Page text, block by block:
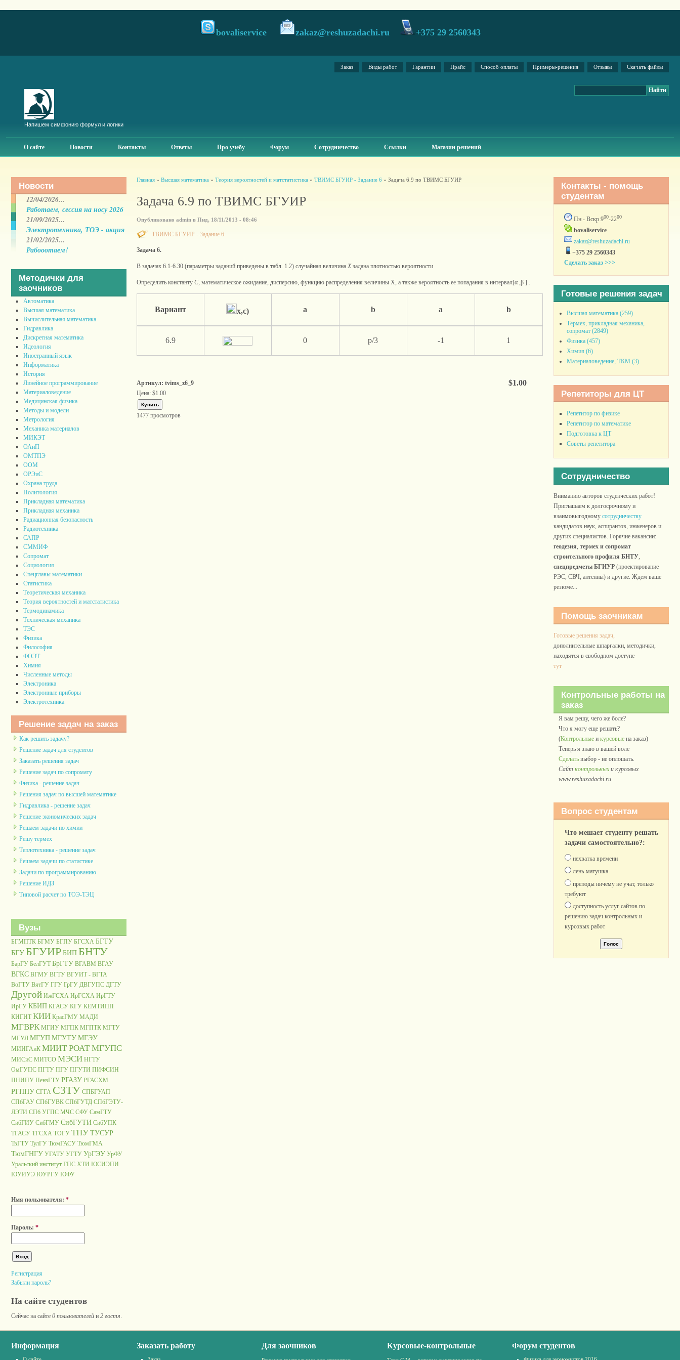
bovaliservice zakaz@reshuzadachi.ru +375 29 2560343
Заказ Виды работ Гарантии Прайс Способ оплаты Примеры-решения Отзывы Скачать файлы
Напишем симфонию формул и логики
О сайте Новости Контакты Ответы Про учебу Форум Сотрудничество Ссылки Магазин решений
Новости
12/04/2026...
Работаем, сессия на носу 2026
21/09/2025...
Электротехника, ТОЭ - акция
21/02/2025...
Рабооотаем!
Методички для
заочников
Автоматика
Высшая математика
Вычислительная математика
Гидравлика
Дискретная математика
Идеология
Иностранный язык
Информатика
История
Линейное программирование
Материаловедение
Медицинская физика
Методы и модели
Метрология
Механика материалов
МИКЭТ
ОАиП
ОМТПЭ
ООМ
ОРЭиС
Охрана труда
Политология
Прикладная математика
Прикладная механика
Радиационная безопасность
Радиотехника
САПР
СММИФ
Сопромат
Социология
Спецглавы математики
Статистика
Теоретическая механика
Теория вероятностей и матстатистика
Термодинамика
Техническая механика
ТЭС
Физика
Философия
ФОЭТ
Химия
Численные методы
Электроника
Электронные приборы
Электротехника
Решение задач на заказ
Как решить задачу?
Решение задач для студентов
Заказать решения задач
Решение задач по сопромату
Физика - решение задач
Решения задач по высшей математике
Гидравлика - решение задач
Решение экономических задач
Решаем задачи по химии
Решу термех
Теплотехника - решение задач
Решаем задачи по статистике
Задачи по программированию
Решение ИДЗ
Типовой расчет по ТОЭ-ТЭЦ
Вузы
БГМПТК БГМУ БГПУ БГСХА БГТУ
БГУБГУИРБИПБНТУ
БарГУ БелГУТ БрГТУ ВГАВМ ВГАУ
ВГКС ВГМУ ВГТУ ВГУИТ - ВГТА
ВоГТУ ВятГУ ГГУ ГрГУ ДВГУПС ДГТУ
Другой ИжГСХА ИрГСХА ИрГТУ
ИрГУ КБИП КГАСУ КГУ КЕМТИПП
КИГИТ КИИ КрасГМУ МАДИ
МГВРК МГИУ МГПК МГПТК МГТУ
МГУЛ МГУПМГУТУМГЭУ
МИИГАиК МИИТ РОАТ МГУПС
МИСиС МИТСО МЭСИ НГТУ
ОмГУПС ПГТУ ПГУ ПГУТИ ПИФСИН
ПНИПУ ПензГТУ РГАЗУ РГАСХМ
РГППУ СГГА СЗТУ СПБГУАП
СПбГАУ СПбГУВК СПбГУТД СПбГЭТУ-
ЛЭТИ СПб УГПС МЧС СФУ СамГТУ
СибГИУ СибГМУ СибГУТИ СибУПК
ТГАСУ ТГСХА ТОГУ ТПУТУСУР
ТвГТУ ТулГУ ТюмГАСУ ТюмГМА
ТюмГНГУ УГАТУ УГТУ УрГЭУ УрФУ
Уральский институт ГПС ХТИ ЮСИЭПИ
ЮУИУЭ ЮУРГУ ЮФУ
Имя пользователя: *
Пароль: *
Регистрация
Забыли пароль?
На сайте студентов
Сейчас на сайте 0 пользователей и 2 гостя
Главная» Высшая математика » Теория вероятностей и матстатистика » ТВИМС БГУИР - Задание 6» Задача 6.9 по ТВИМС БГУИР
Задача 6.9 по ТВИМС БГУИР
Опубликовано admin в Пнд, 18/11/2013 - 08:46
ТВИМС БГУИР - Задание 6
Задача 6.
В задачах 6.1-6.30 (параметры заданий приведены в табл. 1.2) случайная величина Хзадана плотностью вероятности
Определить константу С, математическое ожидание, дисперсию, функцию распределения величины Х, а также вероятность ее попадания в интервал[α ,β ] .
Вариант x,c) a b a b
6.9 0 p/3 -1 1
$1.00
Артикул: tvims_z6_9
Цена: $1.00
1477 просмотров
Контакты - помощь
студентам
Пн - Вскр 900-2200
bovaliservice
zakaz@reshuzadachi.ru
+375 29 2560343
Сделать заказ >>>
Готовые решения задач
Высшая математика (259)
Термех, прикладная механика,
сопромат (2849)
Физика (457)
Химия (6)
Материаловедение, ТКМ (3)
Репетиторы для ЦТ
Репетитор по физике
Репетитор по математике
Подготовка к ЦТ
Советы репетитора
Сотрудничество
Вниманию авторов студенческих работ!
Приглашаем к долгосрочному и
взаимовыгодномусотрудничеству
кандидатов наук, аспирантов, инженеров и
других специалистов. Горячие вакансии:
геодезия, термех и сопромат
строительного профиля БНТУ,
спецпредметы БГИУР (проектирование
РЭС, СВЧ, антенны) и другие. Ждем ваше
резюме...
Помощь заочникам
Готовые решения задач,
дополнительные шпаргалки, методички,
находятся в свободном доступе
тут
Контрольные работы на
заказ
Я вам решу, чего же боле?
Что я могу еще решать?
(Контрольные икурсовые на заказ)
Теперь я знаю в вашей воле
Сделать выбор - не оплошать.
Сайтконтрольных и курсовых
www.reshuzadachi.ru
Вопрос студентам
Что мешает студенту решать
задачи самостоятельно?:
нехватка времени
лень-матушка
преподы ничему не учат, только
требуют
доступность услуг сайтов по
решению задач контрольных и
курсовых работ
Информация Заказать работу Для заочников Курсовые-контрольные Форум студентов